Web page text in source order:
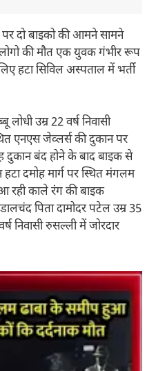
पर दो बाइको की आमने सामने
लोगो की मौत एक युवक गंभीर रूप
हटा सिविल अस्पताल में भर्ती
उम्र 22 वर्ष निवासी
एनएस जेव्लर्स की दुकान पर
दुकान बंद होने के बाद बाइक से
हटा दमोह मार्ग पर स्थित मंगलम
रही काले रंग की बाइक
पिता दामोदर पटेल उम्र 35
निवासी रुसल्ली में जोरदार